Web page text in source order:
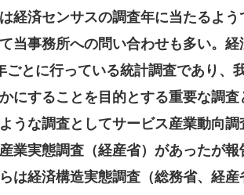
経済センサスの調査年に当たるよ
当事務所への問い合わせも多い。
ごとに行っている統計調査であり、
にすることを目的とする重要な調
うな調査としてサービス産業動向
業実態調査（経産省）があったが
は経済構造実態調査（総務省、経